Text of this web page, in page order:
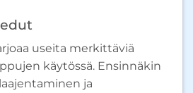
useita merkittäviä
käytössä. Ensinnäkin
ja